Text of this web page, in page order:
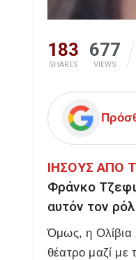
183
SHARES
677
VIEWS
ΙΗΣΟΥΣ ΑΠΟ
Φράνκο
αυτόν τον
Όμως, η Ολίβια
θέατρο μαζί με